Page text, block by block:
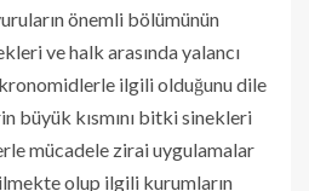
önemli bölümünün
ve halk arasında yalancı
ilgili olduğunu dile
büyük kısmını bitki sinekleri
mücadele zirai uygulamalar
olup ilgili kurumların